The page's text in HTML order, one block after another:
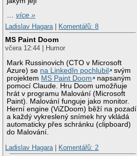
…více »
Ladislav Hagara
Komentářů: 8
MS Paint Doom
včera 12:44 | Humor
Mark Russinovich (CTO v Microsoft
Azure) se na LinkedIn pochlubil
svým
projektem MS Paint Doom
napsaným
pomocí Claude. Hru Doom umožňuje
hrát v programu Malování (Microsoft
Paint). Malování funguje jako monitor.
Herní engine (ViZDoom) běží na pozadí
a každý vykreslený snímek hry vkládá
automaticky přes schránku (clipboard)
do Malování.
Ladislav Hagara
Komentářů: 2